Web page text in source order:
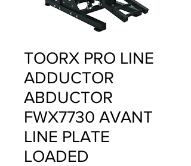
TOORX PRO LINE
ADDUCTOR
ABDUCTOR
FWX7730 AVANT
LINE PLATE
LOADED